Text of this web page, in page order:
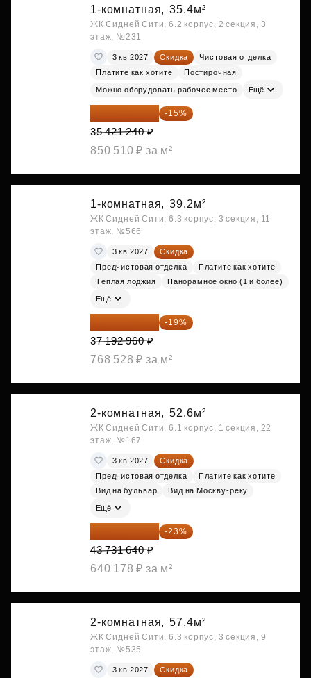
1-комнатная, 35.4м²
ЖК Сидней Сити, 6.2 корпус, 2 секция, 3
этаж, №231
3 кв 2027 Скидка
Чистовая отделка
Платите как хотите
Постирочная
Можно оборудовать рабочее место Ещё
30 108 054 ₽ -15%
35 421 240 ₽
850 510 ₽ за м²
1-комнатная, 39.2м²
ЖК Сидней Сити, 6.3 корпус, 3 секция, 11
этаж, №566
3 кв 2027
Скидка
Предчистовая отделка
Платите как хотите
Тёплая лоджия
Панорамное окно (1 и более)
Ещё
30 126 298 ₽ -19%
37 192 960 ₽
768 528 ₽ за м²
2-комнатная, 52.6м²
ЖК Сидней Сити, 6.1 корпус, 1 секция, 22
этаж, №167
3 кв 2027
Скидка
Предчистовая отделка
Платите как хотите
Вид на бульвар
Вид на Москву-реку
Ещё
33 673 363 ₽ -23%
43 731 640 ₽
640 178 ₽ за м²
2-комнатная, 57.4м²
ЖК Сидней Сити, 6.3 корпус, 3 секция, 9
этаж, №535
3 кв 2027
Скидка